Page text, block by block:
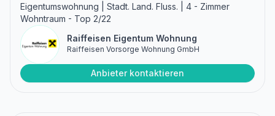
Eigentumswohnung | Stadt. Land. Fluss. | 4 - Zimmer
Wohntraum - Top 2/22
Raiffeisen Eigentum Wohnung
Raiffeisen Vorsorge Wohnung GmbH
Anbieter kontaktieren